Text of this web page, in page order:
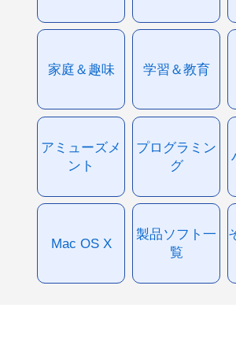
家庭＆趣味 学習＆教育
アミューズメ
ント
プログラミン
グ
Mac OS X
製品ソフト一
覧